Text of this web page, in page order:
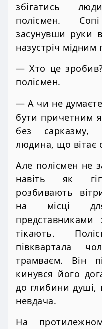
збігатись
полісмен.
засунувши руки
назустріч мідним
— Хто це
полісмен.
— А чи не
бути причетним
без
людина, що вітає
Але полісмен не
навіть як
розбивають
на місці
тікають.
півквартала
трамваєм. Він
кинувся його
до глибини душі,
невдача.
На